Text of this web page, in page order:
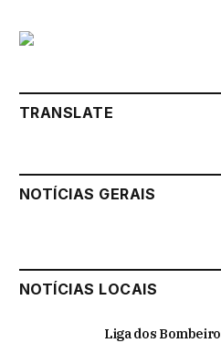
TRANSLATE
NOTÍCIAS GERAIS
NOTÍCIAS LOCAIS
Liga dos